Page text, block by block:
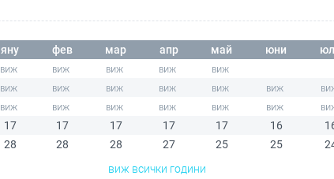
яну фев мар апр май юни
17 17 17 17 17 16
28 28 28 27 25 25
виж всички години